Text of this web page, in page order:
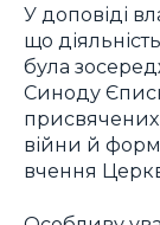
У доповіді
що
була
Синоду
присвячених
війни й
вчення